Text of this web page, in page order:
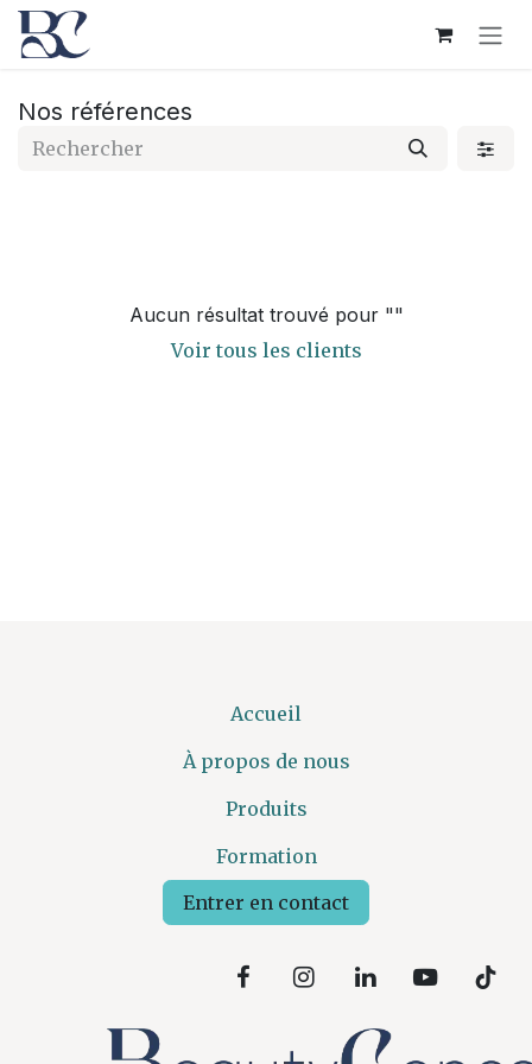
Se rendre au contenu
Nos références
Aucun résultat trouvé pour ""
Voir tous les clients
Accueil
À propos de nous
Produits
Formation
Entrer en contact